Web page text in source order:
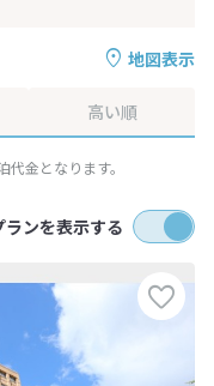
地図表示
高い順
金となります。
ランを表示する